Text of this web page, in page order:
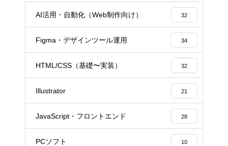
AI活用・自動化（Web制作向け） 32
Figma・デザインツール運用 34
HTML/CSS（基礎〜実装） 32
Illustrator 21
JavaScript・フロントエンド 28
PCソフト 10